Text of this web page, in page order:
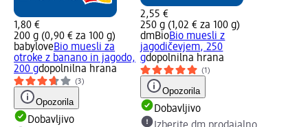
1,80 €
200 g (0,90 € za 100 g)
babyloveBio muesli za
otroke z banano in jagodo,
200 gdopolnilna hrana
(3)
Opozorila
Dobavljivo
2,55 €
250 g (1,02 € za 100 g)
dmBioBio muesli z
jagodičevjem, 250
gdopolnilna hrana
(1)
Opozorila
Dobavljivo